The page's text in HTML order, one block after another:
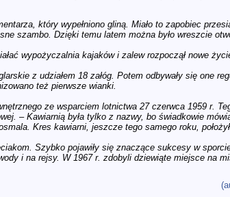
który wypełniono gliną. Miało to zapobiec
szambo. Dzięki temu latem można było wreszcie
wypożyczalnia kajaków i zalew rozpoczął nowe
z udziałem 18 załóg. Potem odbywały się one
też pierwsze wianki.
ze wsparciem lotnictwa 27 czerwca 1959 r.
– Kawiarnią była tylko z nazwy, bo świadkowie
Kres kawiarni, jeszcze tego samego roku,
Szybko pojawiły się znaczące sukcesy w
i na rejsy. W 1967 r. zdobyli dziewiąte miejsce na